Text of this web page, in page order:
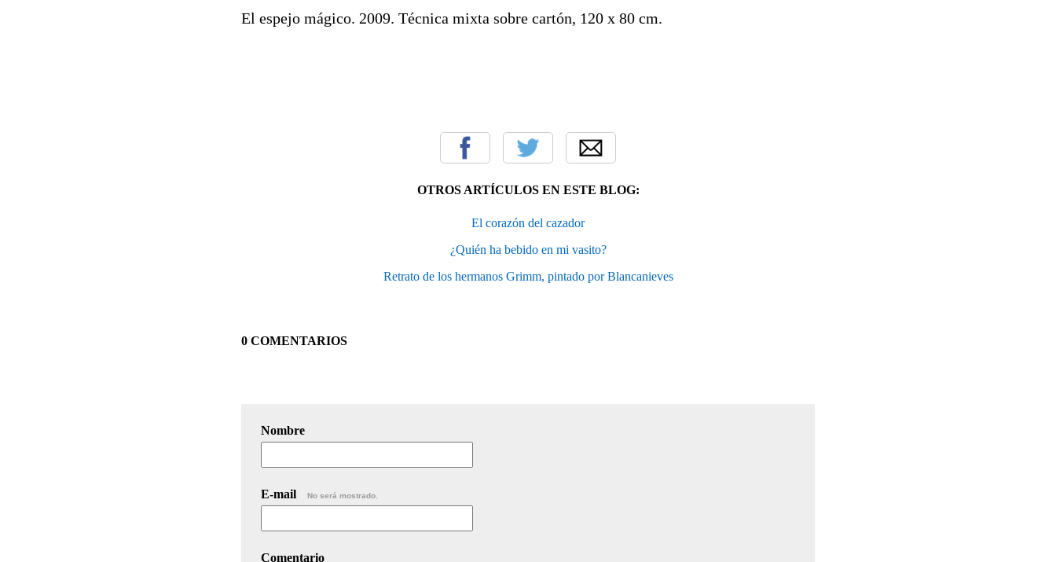
El espejo mágico. 2009. Técnica mixta sobre cartón, 120 x 80 cm.
OTROS ARTÍCULOS EN ESTE BLOG:
El corazón del cazador
¿Quién ha bebido en mi vasito?
Retrato de los hermanos Grimm, pintado por Blancanieves
0 COMENTARIOS
Nombre
E-mail No será mostrado.
Comentario